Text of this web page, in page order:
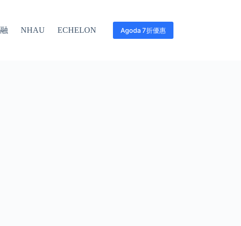
NHAU ECHELON Agoda 7折優惠